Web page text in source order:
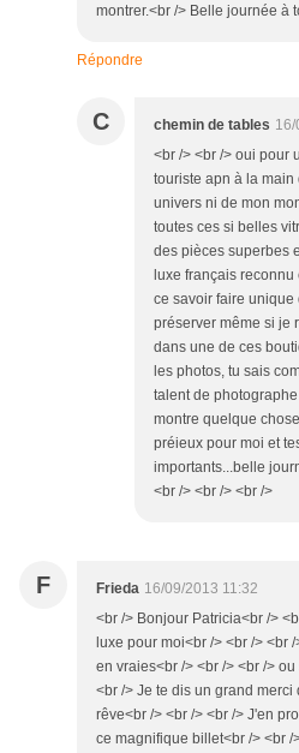
montrer.<br /> Belle journée à
Répondre
C chemin de tables 16/
<br /> <br /> oui pour
touriste apn à la main
univers ni de mon
toutes ces si belles
des pièces superbes
luxe français
ce savoir faire unique
préserver même si je
dans une de ces
les photos, tu sais
talent de
montre quelque
préieux pour moi et
importants...belle
<br /> <br /> <br />
F Frieda 16/09/2013 11:32
<br /> Bonjour Patricia<br />
luxe pour moi<br /> <br /> <br
en vraies<br /> <br /> <br />
<br /> Je te dis un grand
rêve<br /> <br /> <br /> J'en
ce magnifique billet<br /> <br /